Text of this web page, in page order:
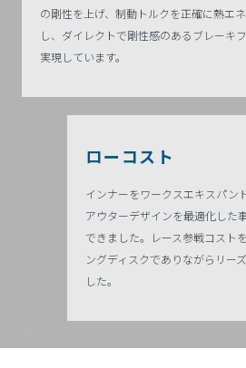
の剛性を上げ、制動トルクを正確に熱エ
し、 ダイレクトで剛性感のあるブレーキ
実現しています。
ローコスト
インナーをワークスエキスパン
アウターデザインを最適化した
できました。
レース参戦コスト
ングディスクでありながらリー
した。